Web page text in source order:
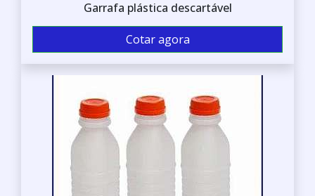
Garrafa plástica descartável
Cotar agora